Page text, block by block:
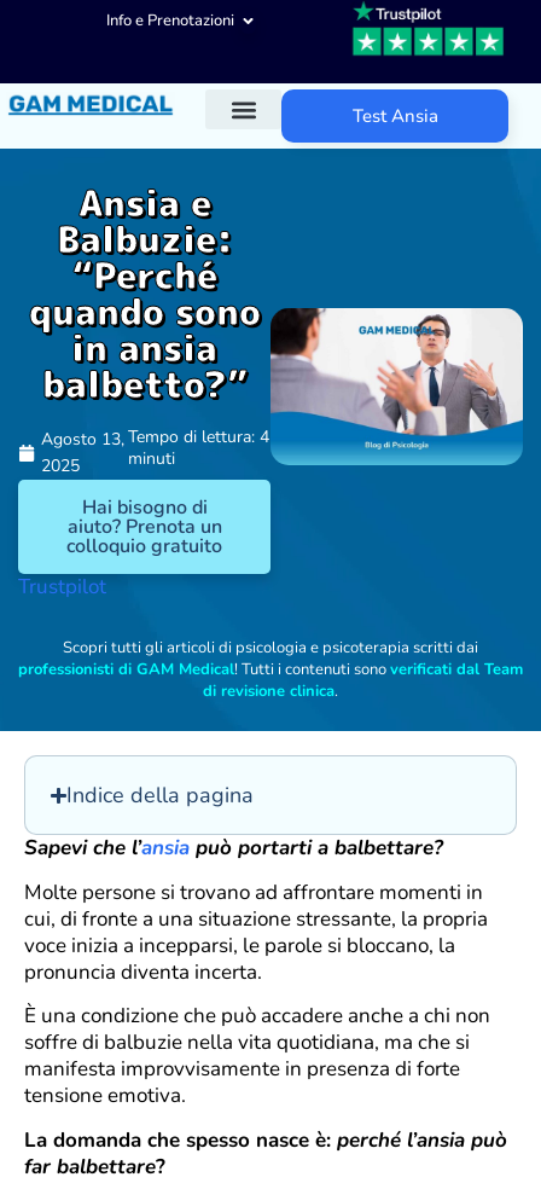
Info e Prenotazioni
Test Ansia
Ansia e
Balbuzie:
“Perché
quando sono
in ansia
balbetto?”
Agosto 13,
2025
Tempo di lettura: 4
minuti
Hai bisogno di
aiuto? Prenota un
colloquio gratuito
Trustpilot
Scopri tutti gli articoli di psicologia e psicoterapia scritti dai
professionisti di GAM Medical! Tutti i contenuti sonoverificati dal Team
di revisione clinica.
Indice della pagina
Sapevi che l’ansia può portarti a balbettare?
Molte persone si trovano ad affrontare momenti in
cui, di fronte a una situazione stressante, la propria
voce inizia a incepparsi, le parole si bloccano, la
pronuncia diventa incerta.
È una condizione che può accadere anche a chi non
soffre di balbuzie nella vita quotidiana, ma che si
manifesta improvvisamente in presenza di forte
tensione emotiva.
La domanda che spesso nasce è: perché l’ansia può
far balbettare?